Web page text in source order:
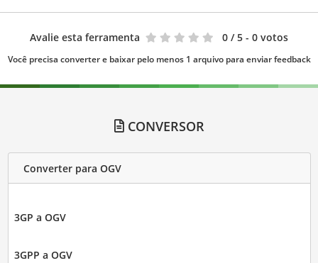
Avalie esta ferramenta 0 / 5 - 0 votos
Você precisa converter e baixar pelo menos 1 arquivo para enviar feedback
CONVERSOR
Converter para OGV
3GP a OGV
3GPP a OGV